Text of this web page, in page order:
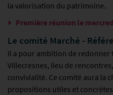
la valorisation du patrimoine.
Première réunion le
Le comité Marché -
Il a pour ambition de redonner
Villecresnes, lieu de
convivialité. Ce comité aura la
propositions utiles et